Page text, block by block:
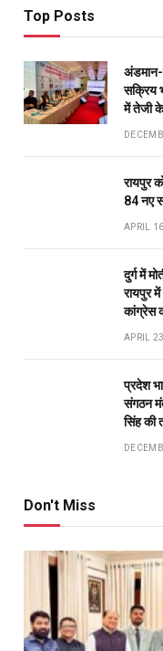
RO
में तेजी के
रायपुर
दुर्ग में
रायपुर
कांग्रेस
APRIL